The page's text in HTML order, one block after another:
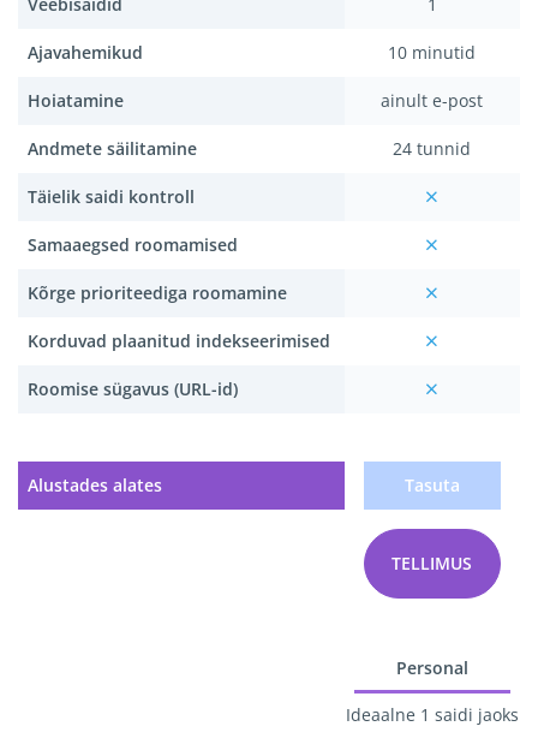
Ajavahemikud
Hoiatamine
Andmete säilitamine
Täielik saidi kontroll
Samaaegsed roomamised
Kõrge prioriteediga roomamine
Korduvad plaanitud indekseerimised
Roomise sügavus (URL-id)
Alustades alates
10 minutid
ainult e-post
24 tunnid
Tasuta
TELLIMUS
Personal
Ideaalne 1 saidi jaoks